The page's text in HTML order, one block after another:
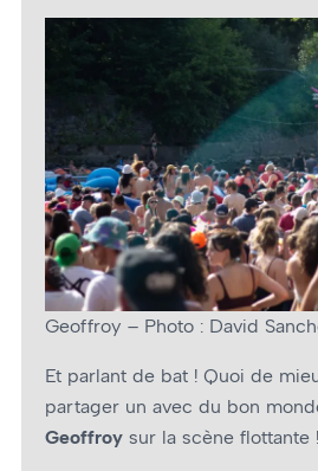
Geoffroy – Photo : David
Et parlant de bat ! Quoi de
partager un avec du bon
Geoffroy sur la scène flottante !